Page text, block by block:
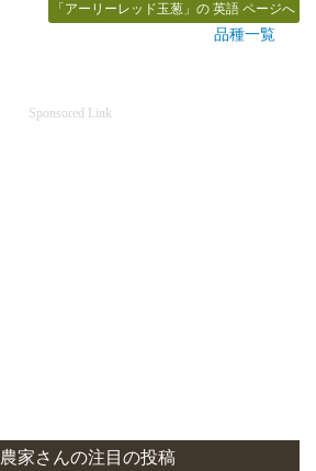
「アーリーレッド玉葱」の 英語 ページへ
品種一覧
Sponsored Link
農家さんの注目の投稿